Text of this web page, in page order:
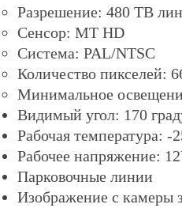
Разрешение: 480 ТВ
Сенсор: MT HD
Система: PAL/NTSC
Количество пикселей:
Минимальное
Видимый угол: 170
Рабочая температура: -
Рабочее напряжение:
Парковочные линии
Изображение с камеры